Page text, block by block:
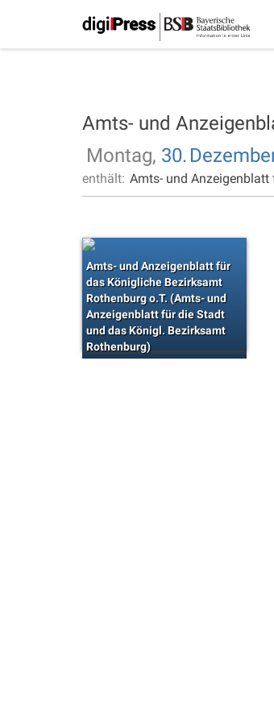
Amts- und
Montag, 30.
enthält: Amts- und Anzeigenblatt
Amts- und Anzeigenblatt für
das Königliche Bezirksamt
Rothenburg o.T. (Amts- und
Anzeigenblatt für die Stadt
und das Königl. Bezirksamt
Rothenburg)